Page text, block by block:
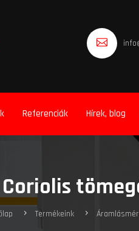
Referenciák Hírek, blog
Coriolis
Termékeink